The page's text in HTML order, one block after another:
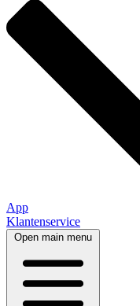
App
Klantenservice
Open main menu